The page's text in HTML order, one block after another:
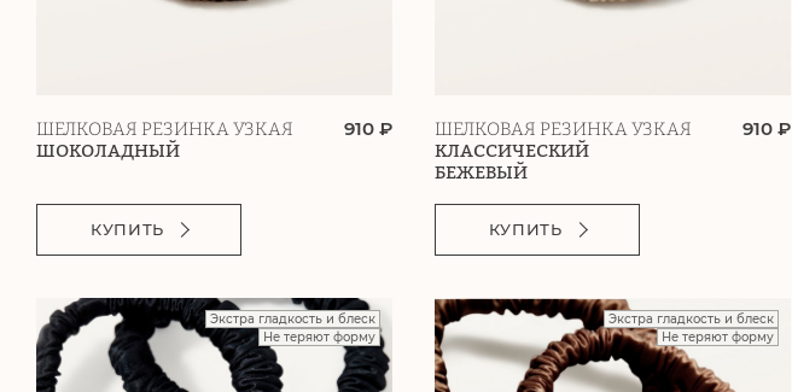
ШЕЛКОВАЯ РЕЗИНКА УЗКАЯ
ШОКОЛАДНЫЙ
910 ₽
КУПИТЬ
ШЕЛКОВАЯ РЕЗИНКА УЗКАЯ
КЛАССИЧЕСКИЙ
БЕЖЕВЫЙ
910 ₽
КУПИТЬ
Экстра гладкость и блеск
Не теряют форму
Экстра гладкость и блеск
Не теряют форму